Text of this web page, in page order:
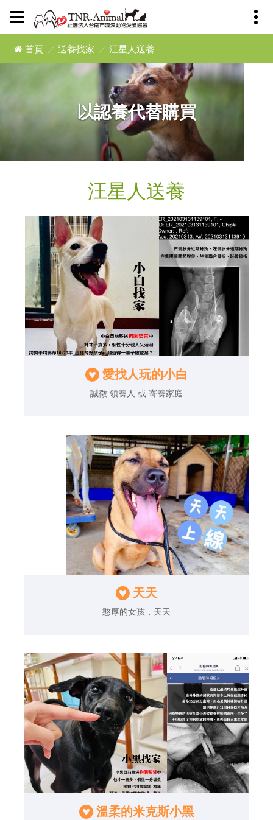
首頁 送養找家 汪星人送養
以認養代替購買
汪星人送養
愛找人玩的小白
誠徵 領養人 或 寄養家庭
天天
憨厚的女孩，天天
溫柔的米克斯小黑